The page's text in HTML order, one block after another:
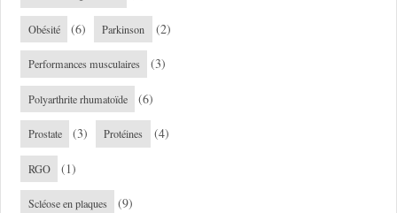
Obésité (6) Parkinson (2)
Performances musculaires (3)
Polyarthrite rhumatoïde (6)
Prostate (3) Protéines (4)
RGO (1)
Scléose en plaques (9)